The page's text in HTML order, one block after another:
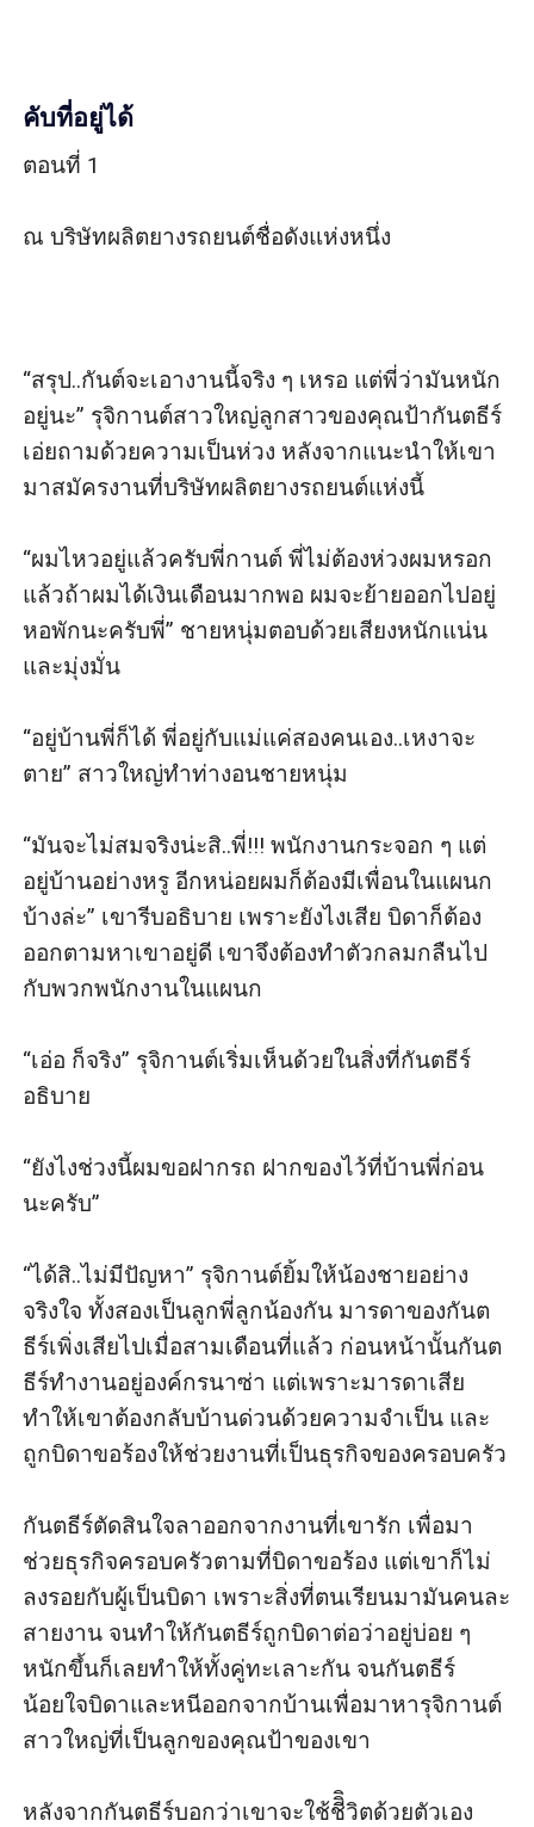
คับที่อยู่ได้
ตอนที่ 1
ณ บริษัทผลิตยางรถยนต์ชื่อดังแห่งหนึ่ง
“สรุป..กันต์จะเอางานนี้จริง ๆ เหรอ แต่พี่ว่ามันหนัก
อยู่นะ” รุจิกานต์สาวใหญ่ลูกสาวของคุณป้ากันตธีร์
เอ่ยถามด้วยความเป็นห่วง หลังจากแนะนำให้เขา
มาสมัครงานที่บริษัทผลิตยางรถยนต์แห่งนี้
“ผมไหวอยู่แล้วครับพี่กานต์ พี่ไม่ต้องห่วงผมหรอก
แล้วถ้าผมได้เงินเดือนมากพอ ผมจะย้ายออกไปอยู่
หอพักนะครับพี่” ชายหนุ่มตอบด้วยเสียงหนักแน่น
และมุ่งมั่น
“อยู่บ้านพี่ก็ได้ พี่อยู่กับแม่แค่สองคนเอง..เหงาจะ
ตาย” สาวใหญ่ทำท่างอนชายหนุ่ม
“มันจะไม่สมจริงน่ะสิ..พี่!!! พนักงานกระจอก ๆ แต่
อยู่บ้านอย่างหรู อีกหน่อยผมก็ต้องมีเพื่อนในแผนก
บ้างล่ะ” เขารีบอธิบาย เพราะยังไงเสีย บิดาก็ต้อง
ออกตามหาเขาอยู่ดี เขาจึงต้องทำตัวกลมกลืนไป
กับพวกพนักงานในแผนก
“เอ่อ ก็จริง” รุจิกานต์เริ่มเห็นด้วยในสิ่งที่กันตธีร์
อธิบาย
“ยังไงช่วงนี้ผมขอฝากรถ ฝากของไว้ที่บ้านพี่ก่อน
นะครับ”
“ได้สิ..ไม่มีปัญหา” รุจิกานต์ยิ้มให้น้องชายอย่าง
จริงใจ ทั้งสองเป็นลูกพี่ลูกน้องกัน มารดาของกันต
ธีร์เพิ่งเสียไปเมื่อสามเดือนที่แล้ว ก่อนหน้านั้นกันต
ธีร์ทำงานอยู่องค์กรนาซ่า แต่เพราะมารดาเสีย
ทำให้เขาต้องกลับบ้านด่วนด้วยความจำเป็น และ
ถูกบิดาขอร้องให้ช่วยงานที่เป็นธุรกิจของครอบครัว
กันตธีร์ตัดสินใจลาออกจากงานที่เขารัก เพื่อมา
ช่วยธุรกิจครอบครัวตามที่บิดาขอร้อง แต่เขาก็ไม่
ลงรอยกับผู้เป็นบิดา เพราะสิ่งที่ตนเรียนมามันคนละ
สายงาน จนทำให้กันตธีร์ถูกบิดาต่อว่าอยู่บ่อย ๆ
หนักขึ้นก็เลยทำให้ทั้งคู่ทะเลาะกัน จนกันตธีร์
น้อยใจบิดาและหนีออกจากบ้านเพื่อมาหารุจิกานต์
สาวใหญ่ที่เป็นลูกของคุณป้าของเขา
หลังจากกันตธีร์บอกว่าเขาจะใช้ชีิิวิตด้วยตัวเอง